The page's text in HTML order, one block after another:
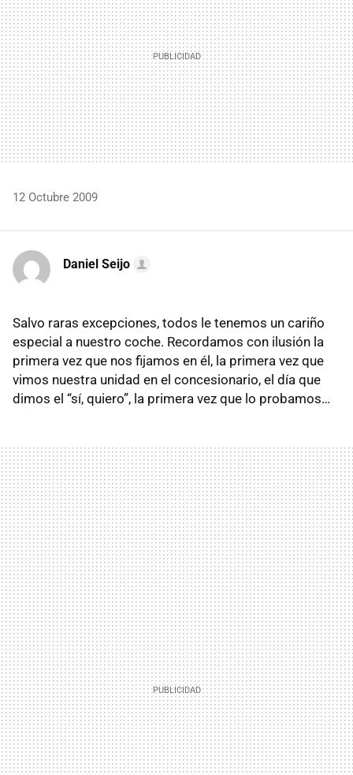
12 Octubre 2009
Daniel Seijo
Salvo raras excepciones, todos le tenemos un cariño
especial a nuestro coche. Recordamos con ilusión la
primera vez que nos fijamos en él, la primera vez que
vimos nuestra unidad en el concesionario, el día que
dimos el “sí, quiero”, la primera vez que lo probamos…